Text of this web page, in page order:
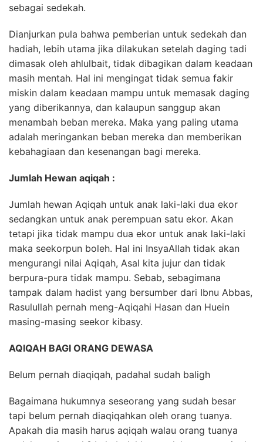
sebagai sedekah.
Dianjurkan pula bahwa pemberian untuk sedekah dan
hadiah, lebih utama jika dilakukan setelah daging tadi
dimasak oleh ahlulbait, tidak dibagikan dalam keadaan
masih mentah. Hal ini mengingat tidak semua fakir
miskin dalam keadaan mampu untuk memasak daging
yang diberikannya, dan kalaupun sanggup akan
menambah beban mereka. Maka yang paling utama
adalah meringankan beban mereka dan memberikan
kebahagiaan dan kesenangan bagi mereka.
Jumlah Hewan aqiqah :
Jumlah hewan Aqiqah untuk anak laki-laki dua ekor
sedangkan untuk anak perempuan satu ekor. Akan
tetapi jika tidak mampu dua ekor untuk anak laki-laki
maka seekorpun boleh. Hal ini InsyaAllah tidak akan
mengurangi nilai Aqiqah, Asal kita jujur dan tidak
berpura-pura tidak mampu. Sebab, sebagimana
tampak dalam hadist yang bersumber dari Ibnu Abbas,
Rasulullah pernah meng-Aqiqahi Hasan dan Huein
masing-masing seekor kibasy.
AQIQAH BAGI ORANG DEWASA
Belum pernah diaqiqah, padahal sudah baligh
Bagaimana hukumnya seseorang yang sudah besar
tapi belum pernah diaqiqahkan oleh orang tuanya.
Apakah dia masih harus aqiqah walau orang tuanya